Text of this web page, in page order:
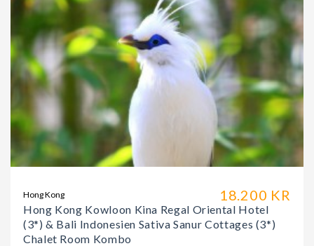
18.200 KR
Hong Kong
Hong Kong Kowloon Kina Regal Oriental Hotel
(3*) & Bali Indonesien Sativa Sanur Cottages (3*)
Chalet Room Kombo